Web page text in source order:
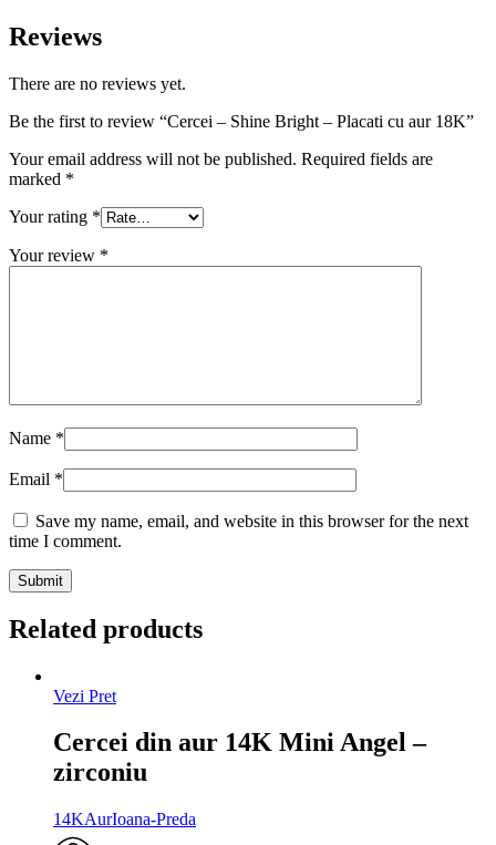
Reviews
There are no reviews yet.
Be the first to review “Cercei – Shine Bright – Placati cu aur 18K”
Your email address will not be published. Required fields are
marked *
Your rating *
Your review *
Name *
Email *
Save my name, email, and website in this browser for the next
time I comment.
Related products
Vezi Pret
Cercei din aur 14K Mini Angel –
zirconiu
14KAurIoana-Preda